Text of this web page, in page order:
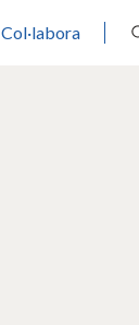
Col·labora